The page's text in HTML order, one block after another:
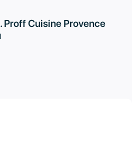
Proff Cuisine Provence